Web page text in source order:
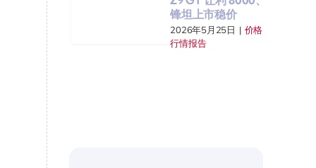
锋坦上市稳价
2026年5月25日 | 价格
行情报告